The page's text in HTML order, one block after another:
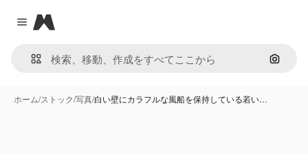
Close menu
Magnific
画像で
ホーム/ストック/写真/白い壁にカラフルな風船を保持している若い…